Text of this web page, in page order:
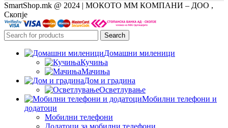
SmartShop.mk @ 2024 | МОКОТО ММ КОМПАНИ – ДОО ,
Скопје
Search
Домашни миленици
Кучиња
Мачиња
Дом и градина
Осветлување
Мобилни телефони и
додатоци
Мобилни телефони
Додатоци за мобилни телефони